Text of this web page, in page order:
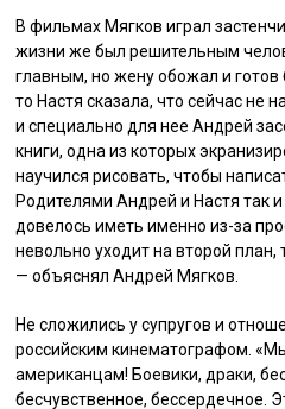
В фильмах Мягков играл
жизни же был решительным
главным, но жену обожал и готов
то Настя сказала, что сейчас не
и специально для нее Андрей
книги, одна из которых
научился рисовать, чтобы
Родителями Андрей и Настя так
довелось иметь именно из-за
невольно уходит на второй
— объяснял Андрей Мягков.
Не сложились у супругов и
российским кинематографом.
американцам! Боевики, драки,
бесчувственное, бессердечное.